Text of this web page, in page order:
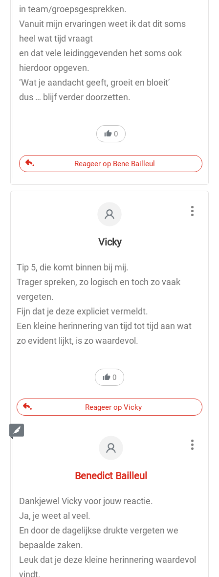
in team/groepsgesprekken.
Vanuit mijn ervaringen weet ik dat dit soms
heel wat tijd vraagt
en dat vele leidinggevenden het soms ook
hierdoor opgeven.
‘Wat je aandacht geeft, groeit en bloeit’
dus … blijf verder doorzetten.
0
Reageer op Bene Bailleul
Vicky
Tip 5, die komt binnen bij mij.
Trager spreken, zo logisch en toch zo vaak
vergeten.
Fijn dat je deze expliciet vermeldt.
Een kleine herinnering van tijd tot tijd aan wat
zo evident lijkt, is zo waardevol.
0
Reageer op Vicky
Benedict Bailleul
Dankjewel Vicky voor jouw reactie.
Ja, je weet al veel.
En door de dagelijkse drukte vergeten we
bepaalde zaken.
Leuk dat je deze kleine herinnering waardevol
vindt.